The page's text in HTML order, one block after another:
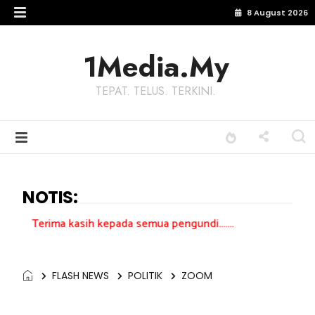
8 August 2026
1Media.My
TEPAT. TELUS. TERKINI.
NOTIS:
kepada semua pengundi.......
FLASH NEWS POLITIK ZOOM